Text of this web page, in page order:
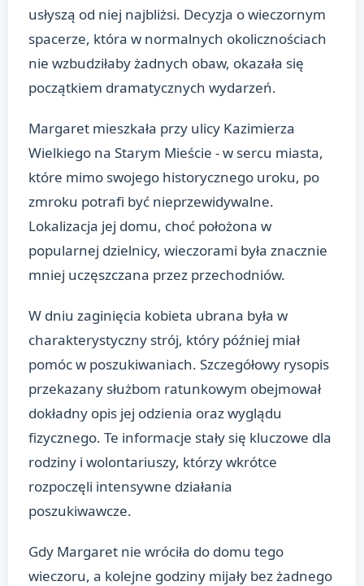
usłyszą od niej najbliżsi. Decyzja o wieczornym
spacerze, która w normalnych okolicznościach
nie wzbudziłaby żadnych obaw, okazała się
początkiem dramatycznych wydarzeń.
Margaret mieszkała przy ulicy Kazimierza
Wielkiego na Starym Mieście - w sercu miasta,
które mimo swojego historycznego uroku, po
zmroku potrafi być nieprzewidywalne.
Lokalizacja jej domu, choć położona w
popularnej dzielnicy, wieczorami była znacznie
mniej uczęszczana przez przechodniów.
W dniu zaginięcia kobieta ubrana była w
charakterystyczny strój, który później miał
pomóc w poszukiwaniach. Szczegółowy rysopis
przekazany służbom ratunkowym obejmował
dokładny opis jej odzienia oraz wyglądu
fizycznego. Te informacje stały się kluczowe dla
rodziny i wolontariuszy, którzy wkrótce
rozpoczęli intensywne działania
poszukiwawcze.
Gdy Margaret nie wróciła do domu tego
wieczoru, a kolejne godziny mijały bez żadnego